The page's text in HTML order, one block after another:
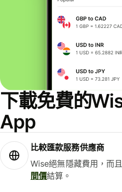
下載免費的
App
比較匯款服務供應商
Wise絕無隱藏費用，而
間價結算。